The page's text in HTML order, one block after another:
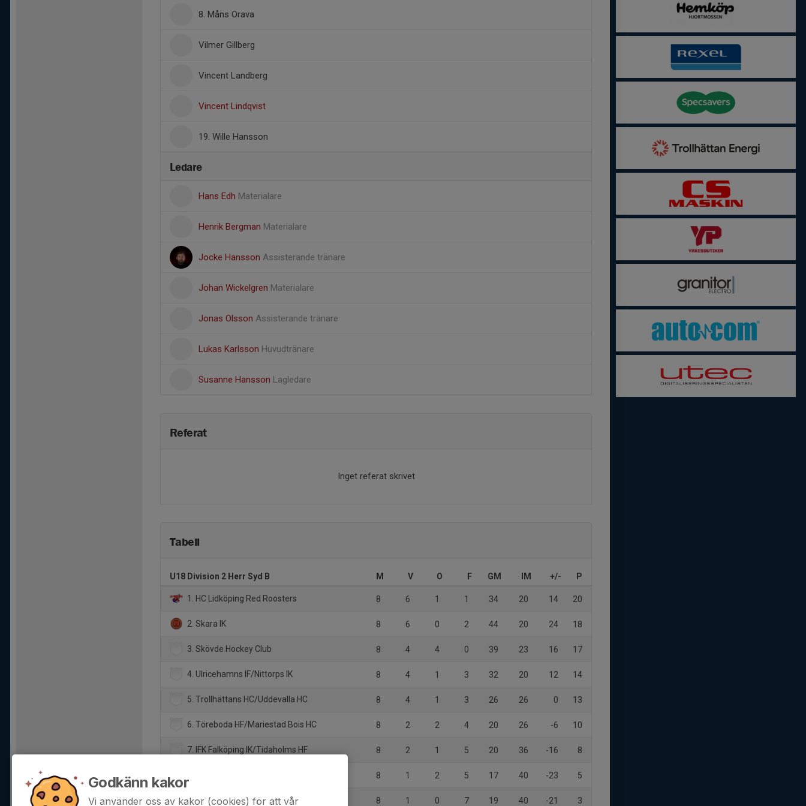
8. Måns Orava
Vilmer Gillberg
Vincent Landberg
Vincent Lindqvist
19. Wille Hansson
Ledare
Hans Edh Materialare
Henrik Bergman Materialare
Jocke Hansson Assisterande tränare
Johan Wickelgren Materialare
Jonas Olsson Assisterande tränare
Lukas Karlsson Huvudtränare
Susanne Hansson Lagledare
Referat
Inget referat skrivet
Tabell
U18 Division 2 Herr Syd B M V O F GM IM +/- P
1. HC Lidköping Red Roosters 8 6 1 1 34 20 14 20
2. Skara IK 8 6 0 2 44 20 24 18
3. Skövde Hockey Club 8 4 4 0 39 23 16 17
4. Ulricehamns IF/Nittorps IK 8 4 1 3 32 20 12 14
5. Trollhättans HC/Uddevalla HC 8 4 1 3 26 26 0 13
6. Töreboda HF/Mariestad Bois HC 8 2 2 4 20 26 -6 10
7. IFK Falköping IK/Tidaholms HF 8 2 1 5 20 36 -16 8
8 1 2 5 17 40 -23 5
9. LN 70 HC 8 1 0 7 19 40 -21 3
Godkänn kakor
Vi använder oss av kakor (cookies) för att vår